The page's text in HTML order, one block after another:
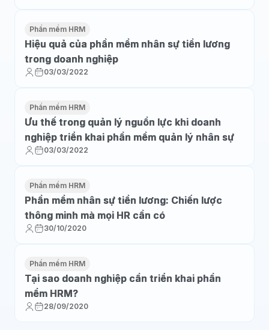
Phần mềm HRM
Hiệu quả của phần mềm nhân sự tiền lương
trong doanh nghiệp
03/03/2022
Phần mềm HRM
Ưu thế trong quản lý nguồn lực khi doanh
nghiệp triển khai phần mềm quản lý nhân sự
03/03/2022
Phần mềm HRM
Phần mềm nhân sự tiền lương: Chiến lược
thông minh mà mọi HR cần có
30/10/2020
Phần mềm HRM
Tại sao doanh nghiệp cần triển khai phần
mềm HRM?
28/09/2020